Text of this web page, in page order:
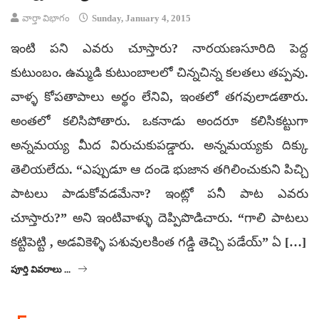
వార్తా విభాగం Sunday, January 4, 2015
ఇంటి పని ఎవరు చూస్తారు? నారయణసూరిది పెద్ద
కుటుంబం. ఉమ్మడి కుటుంబాలలో చిన్నచిన్న కలతలు తప్పవు.
వాళ్ళ కోపతాపాలు అర్థం లేనివి, ఇంతలో తగవులాడతారు.
అంతలో కలిసిపోతారు. ఒకనాడు అందరూ కలిసికట్టుగా
అన్నమయ్య మీద విరుచుకుపడ్డారు. అన్నమయ్యకు దిక్కు
తెలియలేదు. “ఎప్పుడూ ఆ దండె భుజాన తగిలించుకుని పిచ్చి
పాటలు పాడుకోవడమేనా? ఇంట్లో పనీ పాట ఎవరు
చూస్తారు?” అని ఇంటివాళ్ళు దెప్పిపొడిచారు. “గాలి పాటలు
కట్టిపెట్టి , అడవికెళ్ళి పశువులకింత గడ్డి తెచ్చి పడేయ్” ఏ […]
పూర్తి వివరాలు ...